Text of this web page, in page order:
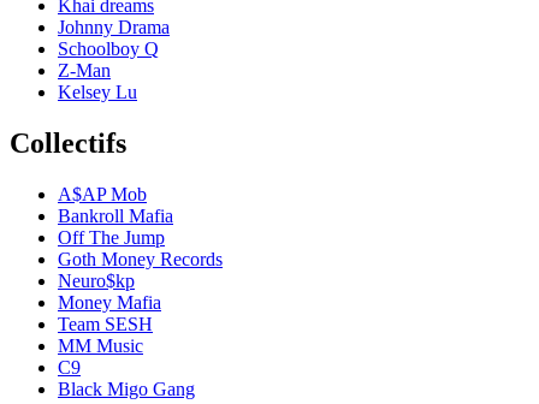
Khai dreams
Johnny Drama
Schoolboy Q
Z-Man
Kelsey Lu
Collectifs
A$AP Mob
Bankroll Mafia
Off The Jump
Goth Money Records
Neuro$kp
Money Mafia
Team SESH
MM Music
C9
Black Migo Gang